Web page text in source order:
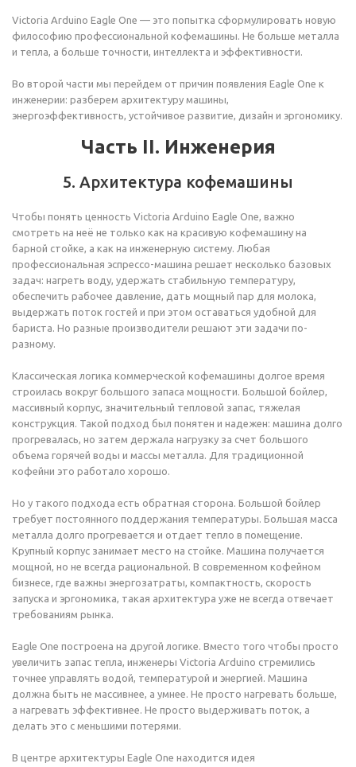
Victoria Arduino Eagle One — это попытка сформулировать новую
философию профессиональной кофемашины. Не больше металла
и тепла, а больше точности, интеллекта и эффективности.
Во второй части мы перейдем от причин появления Eagle One к
инженерии: разберем архитектуру машины,
энергоэффективность, устойчивое развитие, дизайн и эргономику.
Часть II. Инженерия
5. Архитектура кофемашины
Чтобы понять ценность Victoria Arduino Eagle One, важно
смотреть на неё не только как на красивую кофемашину на
барной стойке, а как на инженерную систему. Любая
профессиональная эспрессо-машина решает несколько базовых
задач: нагреть воду, удержать стабильную температуру,
обеспечить рабочее давление, дать мощный пар для молока,
выдержать поток гостей и при этом оставаться удобной для
бариста. Но разные производители решают эти задачи по-
разному.
Классическая логика коммерческой кофемашины долгое время
строилась вокруг большого запаса мощности. Большой бойлер,
массивный корпус, значительный тепловой запас, тяжелая
конструкция. Такой подход был понятен и надежен: машина долго
прогревалась, но затем держала нагрузку за счет большого
объема горячей воды и массы металла. Для традиционной
кофейни это работало хорошо.
Но у такого подхода есть обратная сторона. Большой бойлер
требует постоянного поддержания температуры. Большая масса
металла долго прогревается и отдает тепло в помещение.
Крупный корпус занимает место на стойке. Машина получается
мощной, но не всегда рациональной. В современном кофейном
бизнесе, где важны энергозатраты, компактность, скорость
запуска и эргономика, такая архитектура уже не всегда отвечает
требованиям рынка.
Eagle One построена на другой логике. Вместо того чтобы просто
увеличить запас тепла, инженеры Victoria Arduino стремились
точнее управлять водой, температурой и энергией. Машина
должна быть не массивнее, а умнее. Не просто нагревать больше,
а нагревать эффективнее. Не просто выдерживать поток, а
делать это с меньшими потерями.
В центре архитектуры Eagle One находится идея